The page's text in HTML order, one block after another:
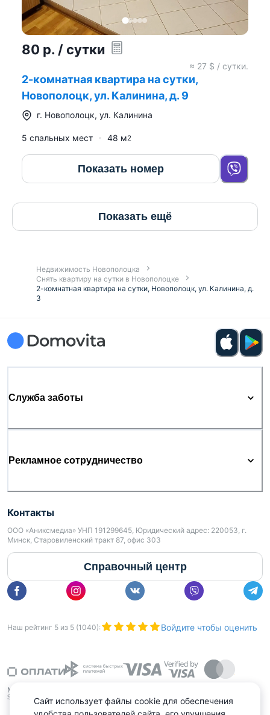
80 р. / сутки
≈ 27 $ / сутки.
2-комнатная квартира на сутки,
Новополоцк, ул. Калинина, д. 9
г. Новополоцк, ул. Калинина
5 спальных мест 48 м2
Показать номер
Показать ещё
Недвижимость Новополоцка
Снять квартиру на сутки в Новополоцке
2-комнатная квартира на сутки, Новополоцк, ул. Калинина, д.
3
Служба заботы
Рекламное сотрудничество
Контакты
ООО «Аниксмедиа» УНП 191299645, Юридический адрес: 220053, г.
Минск, Старовиленский тракт 87, офис 303
Справочный центр
Наш рейтинг 5 из 5 (1040): Войдите чтобы оценить
Сайт использует файлы cookie для обеспечения